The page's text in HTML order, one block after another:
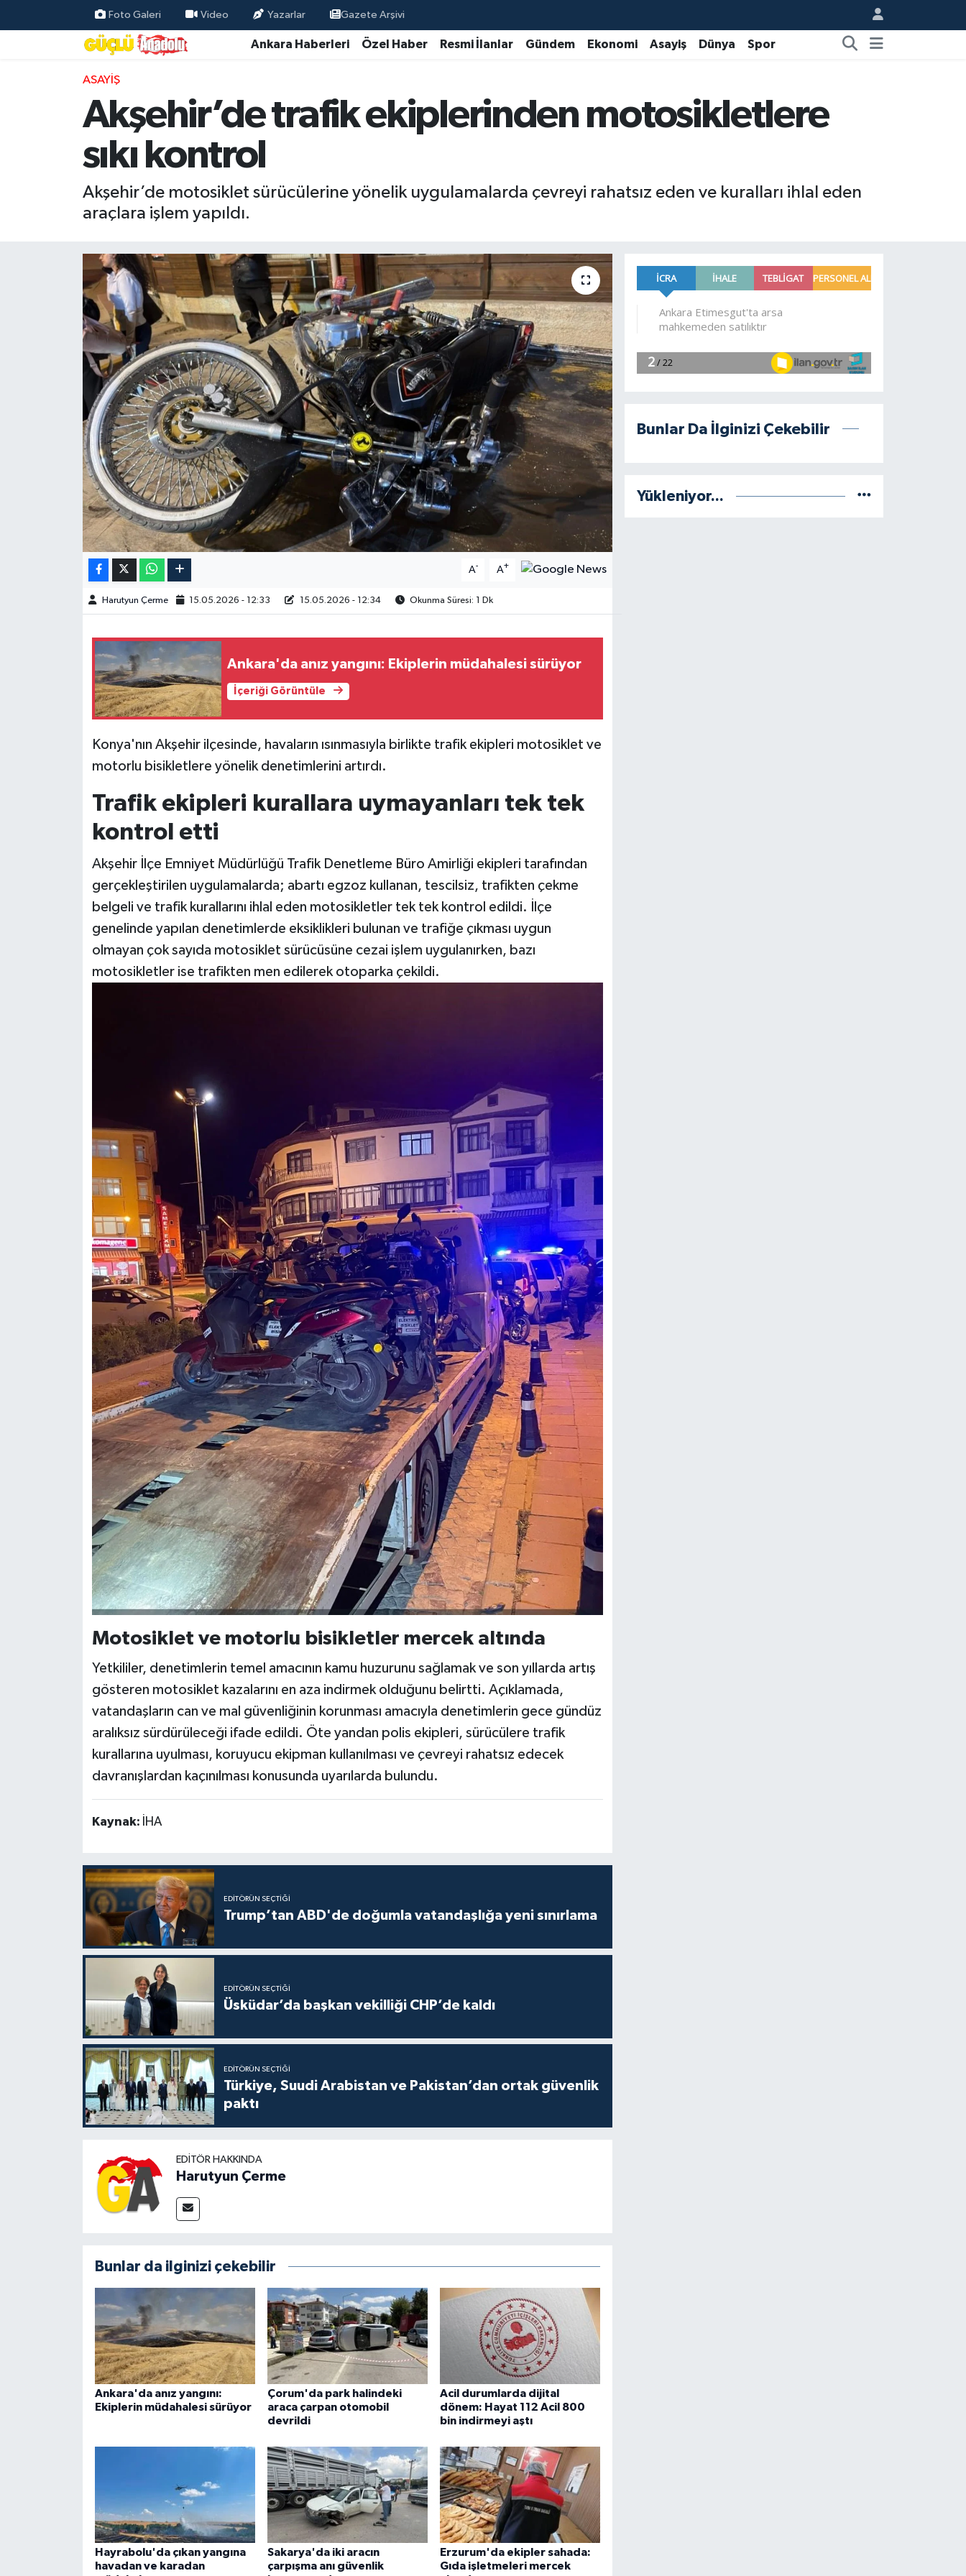
Foto Galeri Video Yazarlar Gazete Arşivi
Ankara Haberleri Özel Haber Resmi İlanlar Gündem Ekonomi Asayiş Dünya Spor
ASAYIŞ
Akşehir’de trafik ekiplerinden motosikletlere
sıkı kontrol
Akşehir’de motosiklet sürücülerine yönelik uygulamalarda çevreyi rahatsız eden ve kuralları ihlal eden
araçlara işlem yapıldı.
A- A+
Harutyun Çerme 15.05.2026 - 12:33 15.05.2026 - 12:34 Okunma Süresi: 1 Dk
Ankara'da anız yangını: Ekiplerin müdahalesi sürüyor
İçeriği Görüntüle
Konya'nın Akşehir ilçesinde, havaların ısınmasıyla birlikte trafik ekipleri motosiklet ve
motorlu bisikletlere yönelik denetimlerini artırdı.
Trafik ekipleri kurallara uymayanları tek tek
kontrol etti
Akşehir İlçe Emniyet Müdürlüğü Trafik Denetleme Büro Amirliği ekipleri tarafından
gerçekleştirilen uygulamalarda; abartı egzoz kullanan, tescilsiz, trafikten çekme
belgeli ve trafik kurallarını ihlal eden motosikletler tek tek kontrol edildi. İlçe
genelinde yapılan denetimlerde eksiklikleri bulunan ve trafiğe çıkması uygun
olmayan çok sayıda motosiklet sürücüsüne cezai işlem uygulanırken, bazı
motosikletler ise trafikten men edilerek otoparka çekildi.
Motosiklet ve motorlu bisikletler mercek altında
Yetkililer, denetimlerin temel amacının kamu huzurunu sağlamak ve son yıllarda artış
gösteren motosiklet kazalarını en aza indirmek olduğunu belirtti. Açıklamada,
vatandaşların can ve mal güvenliğinin korunması amacıyla denetimlerin gece gündüz
aralıksız sürdürüleceği ifade edildi. Öte yandan polis ekipleri, sürücülere trafik
kurallarına uyulması, koruyucu ekipman kullanılması ve çevreyi rahatsız edecek
davranışlardan kaçınılması konusunda uyarılarda bulundu.
Kaynak: İHA
EDITÖRÜN SEÇTIĞI
Trump’tan ABD'de doğumla vatandaşlığa yeni sınırlama
EDITÖRÜN SEÇTIĞI
Üsküdar’da başkan vekilliği CHP’de kaldı
EDITÖRÜN SEÇTIĞI
Türkiye, Suudi Arabistan ve Pakistan’dan ortak güvenlik
paktı
EDITÖR HAKKINDA
Harutyun Çerme
Bunlar da ilginizi çekebilir
Ankara'da anız yangını:
Ekiplerin müdahalesi sürüyor
Çorum'da park halindeki
araca çarpan otomobil
devrildi
Acil durumlarda dijital
dönem: Hayat 112 Acil 800
bin indirmeyi aştı
Hayrabolu'da çıkan yangına
havadan ve karadan
Sakarya'da iki aracın
çarpışma anı güvenlik
Erzurum'da ekipler sahada:
Gıda işletmeleri mercek
Bunlar Da İlginizi Çekebilir
Yükleniyor...
Özel Haber
Resmi İlanlar
Ekonomi
Gündem
Magazin
Burç Yorumları
Hava Durumu
Kim kimdir?
Kültür Sanat
Televizyon